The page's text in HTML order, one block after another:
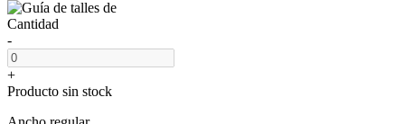
Cantidad
-
+
Producto sin stock